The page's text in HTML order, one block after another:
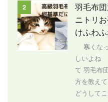
2
羽毛布
ニトリ
けふわ
寒くな
しいよね
て 羽毛布
方を教え
どうして